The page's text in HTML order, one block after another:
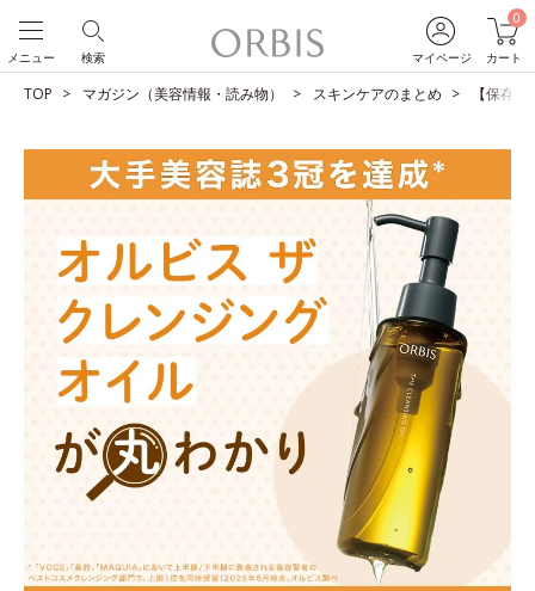
マイページ
0
カート
検索
メニュー
TOP マガジン（美容情報・読み物） スキンケアのまとめ 【保存